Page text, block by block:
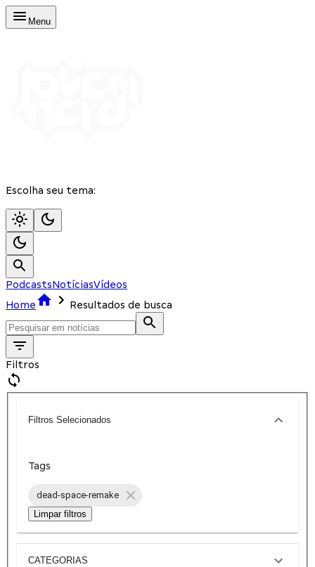
Menu
Escolha seu tema:
PodcastsNotíciasVídeos
Home
Resultados de busca
Filtros
Filtros Selecionados
Tags
dead-space-remake
Limpar filtros
CATEGORIAS